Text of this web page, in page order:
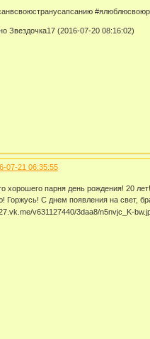
Звездочка17 (2016-07-20 08:16:02)
07-21 06:35:55
хорошего парня день рождения! 20
Горжусь! С днем появления на свет,